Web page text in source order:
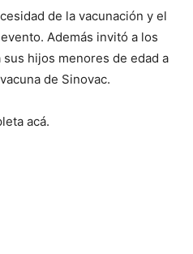
de la vacunación y el
Además invitó a los
hijos menores de edad a
de Sinovac.
acá.